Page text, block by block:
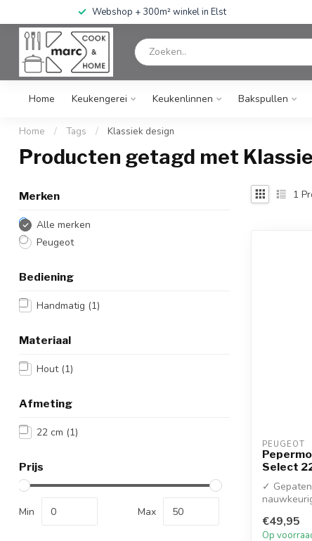
Webshop + 300m² winkel in Elst
Home Keukengerei Keukenlinnen Bakspullen
Home / Tags / Klassiek design
Producten getagd met
Merken
Alle merken
Peugeot
Bediening
Handmatig (1)
Materiaal
Hout (1)
Afmeting
22 cm (1)
Prijs
Min Max
1
PEUGEOT
Select
✓
€49,95
Op